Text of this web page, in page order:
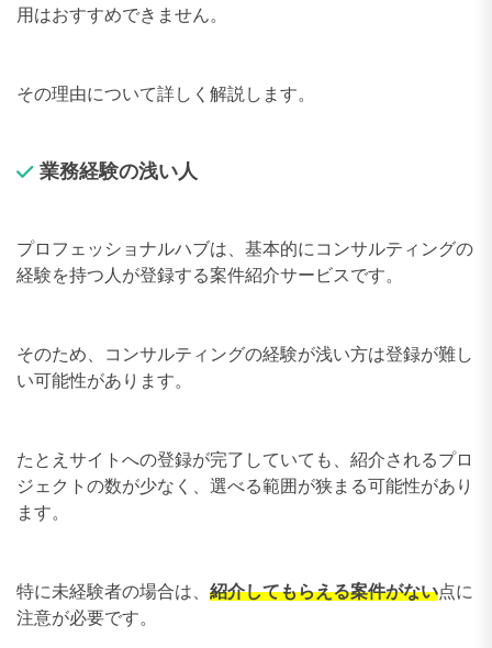
用はおすすめできません。
その理由について詳しく解説します。
業務経験の浅い人
プロフェッショナルハブは、基本的にコンサルティングの
経験を持つ人が登録する案件紹介サービスです。
そのため、コンサルティングの経験が浅い方は登録が難し
い可能性があります。
たとえサイトへの登録が完了していても、紹介されるプロ
ジェクトの数が少なく、選べる範囲が狭まる可能性があり
ます。
特に未経験者の場合は、 紹介してもらえる案件がない点に
注意が必要です。